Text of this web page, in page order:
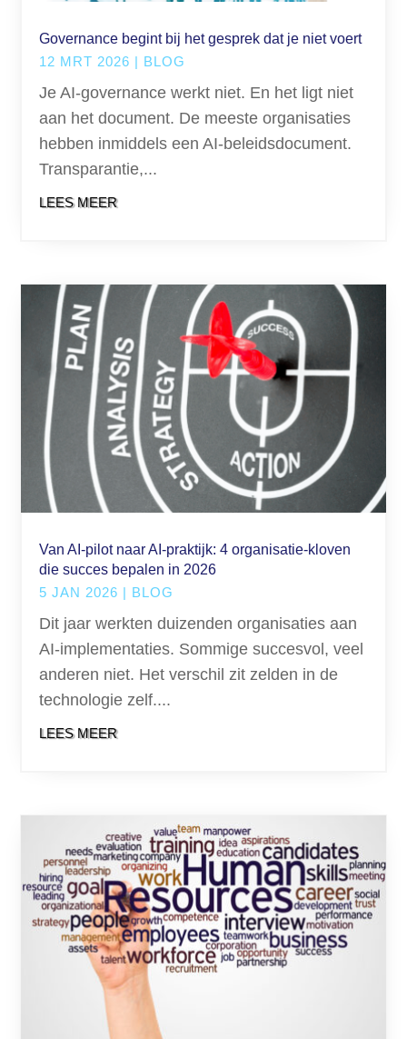
Governance begint bij het gesprek dat je niet voert
12 MRT 2026 | BLOG
Je AI-governance werkt niet. En het ligt niet
aan het document. De meeste organisaties
hebben inmiddels een AI-beleidsdocument.
Transparantie,...
LEES MEER
Van AI-pilot naar AI-praktijk: 4 organisatie-kloven
die succes bepalen in 2026
5 JAN 2026 | BLOG
Dit jaar werkten duizenden organisaties aan
AI-implementaties. Sommige succesvol, veel
anderen niet. Het verschil zit zelden in de
technologie zelf....
LEES MEER